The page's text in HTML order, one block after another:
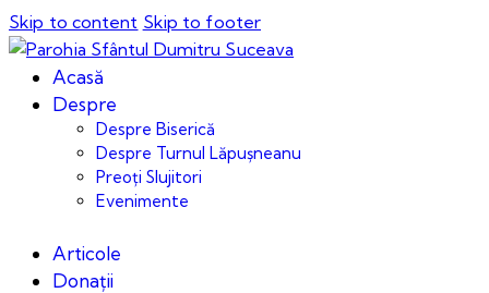
Skip to content Skip to footer
Acasă
Despre
Despre Biserică
Despre Turnul Lăpușneanu
Preoți Slujitori
Evenimente
Articole
Donații